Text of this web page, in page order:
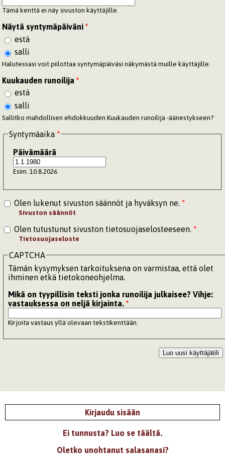
Tämä kenttä ei näy sivuston käyttäjille.
Näytä syntymäpäiväni*
estä
salli
Halutessasi voit piilottaa syntymäpäiväsi näkymästä muille käyttäjille.
Kuukauden runoilija*
estä
salli
Sallitko mahdollisen ehdokkuuden Kuukauden runoilija -äänestykseen?
Syntymäaika *
Päivämäärä
Esim. 10.8.2026
Olen lukenut sivuston säännöt ja hyväksyn ne. *
Sivuston säännöt
Olen tutustunut sivuston tietosuojaselosteeseen. *
Tietosuojaseloste
CAPTCHA
Tämän kysymyksen tarkoituksena on varmistaa, että olet
ihminen etkä tietokoneohjelma.
Mikä on tyypillisin teksti jonka runoilija julkaisee? Vihje:
vastauksessa on neljä kirjainta.*
Kirjoita vastaus yllä olevaan tekstikenttään.
Kirjaudu sisään
Ei tunnusta? Luo se täältä.
Oletko unohtanut salasanasi?